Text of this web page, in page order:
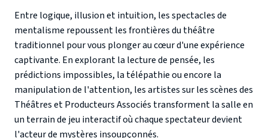
Entre logique, illusion et intuition, les spectacles de
mentalisme repoussent les frontières du théâtre
traditionnel pour vous plonger au cœur d'une expérience
captivante. En explorant la lecture de pensée, les
prédictions impossibles, la télépathie ou encore la
manipulation de l'attention, les artistes sur les scènes des
Théâtres et Producteurs Associés transforment la salle en
un terrain de jeu interactif où chaque spectateur devient
l'acteur de mystères insoupçonnés.